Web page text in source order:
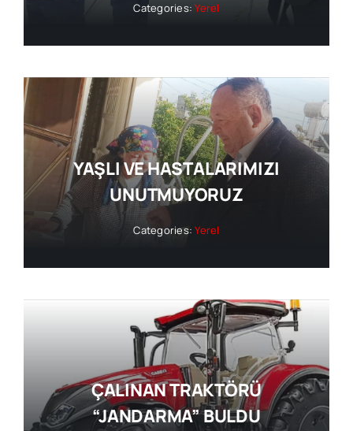
Categories:Yerel
YAŞLI VE HASTALARIMIZI
UNUTMUYORUZ
Categories:Yerel
ÇALINAN TRAKTÖRÜ
“JANDARMA” BULDU